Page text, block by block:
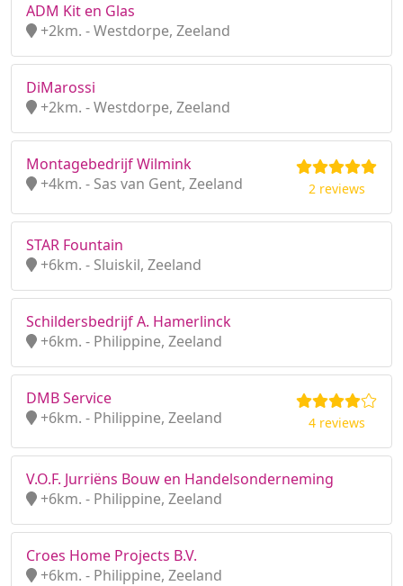
ADM Kit en Glas
+2km. - Westdorpe, Zeeland
DiMarossi
+2km. - Westdorpe, Zeeland
Montagebedrijf Wilmink
+4km. - Sas van Gent, Zeeland
2 reviews
STAR Fountain
+6km. - Sluiskil, Zeeland
Schildersbedrijf A. Hamerlinck
+6km. - Philippine, Zeeland
DMB Service
+6km. - Philippine, Zeeland
4 reviews
V.O.F. Jurriëns Bouw en Handelsonderneming
+6km. - Philippine, Zeeland
Croes Home Projects B.V.
+6km. - Philippine, Zeeland